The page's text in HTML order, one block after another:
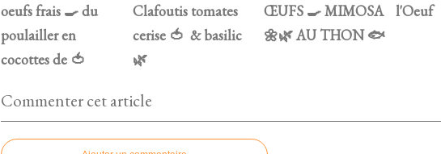
oeufs frais 🍳 du
poulailler en
cocottes de 🍅
Clafoutis tomates
cerise 🍅 & basilic
🌿
ŒUFS 🍳 MIMOSA
🌼🌿 AU THON 🐟
l'Oeuf
Commenter cet article